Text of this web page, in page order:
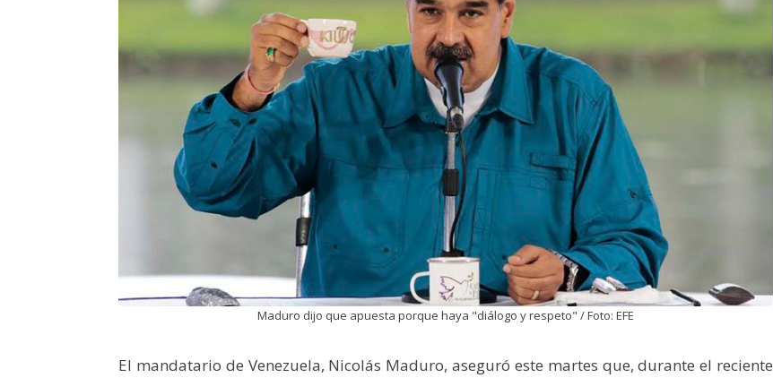
Maduro dijo que apuesta porque haya "diálogo y respeto" / Foto: EFE
El mandatario de Venezuela, Nicolás Maduro, aseguró este martes que, durante el reciente